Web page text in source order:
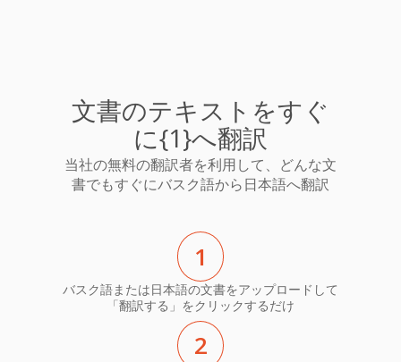
文書のテキストをすぐ
に{1}へ翻訳
当社の無料の翻訳者を利用して、どんな文
書でもすぐにバスク語から日本語へ翻訳
1
バスク語または日本語の文書をアップロードして
「翻訳する」をクリックするだけ
2